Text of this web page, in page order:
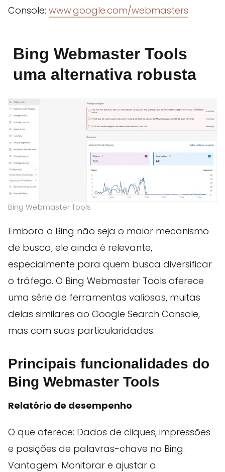
Console: www.google.com/webmasters
Bing Webmaster Tools
uma alternativa robusta
Bing Webmaster Tools
Embora o Bing não seja o maior mecanismo
de busca, ele ainda é relevante,
especialmente para quem busca diversificar
o tráfego. O Bing Webmaster Tools oferece
uma série de ferramentas valiosas, muitas
delas similares ao Google Search Console,
mas com suas particularidades.
Principais funcionalidades do
Bing Webmaster Tools
Relatório de desempenho
O que oferece: Dados de cliques, impressões
e posições de palavras-chave no Bing.
Vantagem: Monitorar e ajustar o